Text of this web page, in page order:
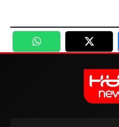
WhatsApp Twitter